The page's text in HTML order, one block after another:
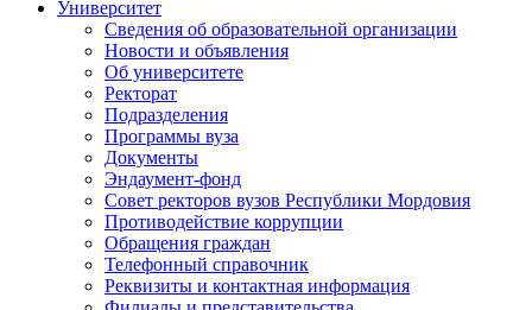
Университет
Сведения об образовательной организации
Новости и объявления
Об университете
Ректорат
Подразделения
Программы вуза
Документы
Эндаумент-фонд
Совет ректоров вузов Республики Мордовия
Противодействие коррупции
Обращения граждан
Телефонный справочник
Реквизиты и контактная информация